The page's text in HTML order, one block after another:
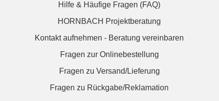
Hilfe & Häufige Fragen (FAQ)
HORNBACH Projektberatung
Kontakt aufnehmen - Beratung vereinbaren
Fragen zur Onlinebestellung
Fragen zu Versand/Lieferung
Fragen zu Rückgabe/Reklamation